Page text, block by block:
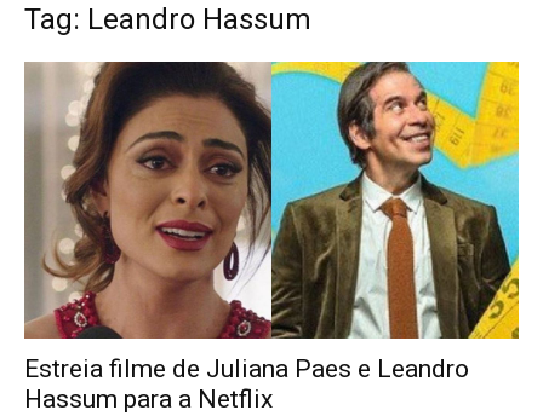
Famosos
Tag: Leandro Hassum
Estreia filme de Juliana Paes e Leandro
Hassum para a Netflix